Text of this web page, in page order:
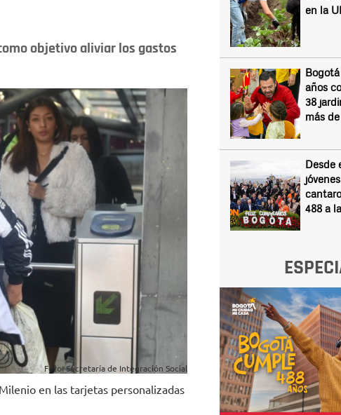
objetivo aliviar los gastos
Foto: Secretaría de Integración Social
en las tarjetas personalizadas
en la
años
38
más
Desde
488 a